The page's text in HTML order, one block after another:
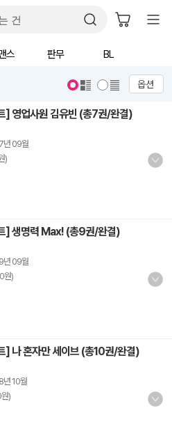
스 판무 BL
옵션
] 영업사원 김유빈 (총7권/완결)
년 09월
)
] 생명력 Max! (총9권/완결)
년 09월
원)
] 나 혼자만 세이브 (총10권/완결)
년 10월
)